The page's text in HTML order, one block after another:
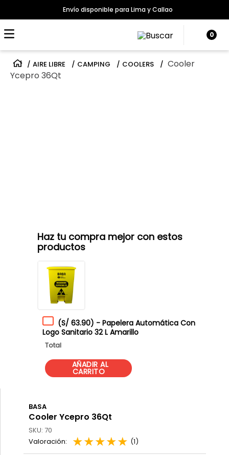
Envío disponible para Lima y Callao
0
AIRE LIBRE CAMPING COOLERS
Cooler
Ycepro 36Qt
Haz tu compra mejor con estos
productos
(S/ 63.90) -Papelera Automática Con
Logo Sanitario 32 L Amarillo
Total
BASA
Cooler Ycepro 36Qt
SKU: 70
★★★★★ (1)